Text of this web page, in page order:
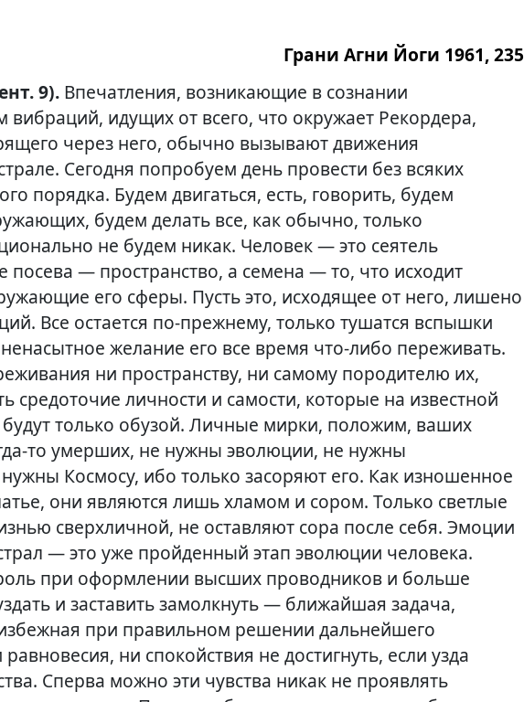
Грани Агни Йоги 1961, 235
9). Впечатления, возникающие в сознании
вибраций, идущих от всего, что окружает Рекордера,
через него, обычно вызывают движения
Сегодня попробуем день провести без всяких
порядка. Будем двигаться, есть, говорить, будем
будем делать все, как обычно, только
не будем никак. Человек — это сеятель
посева — пространство, а семена — то, что исходит
его сферы. Пусть это, исходящее от него, лишено
Все остается по-прежнему, только тушатся вспышки
желание его все время что-либо переживать.
ни пространству, ни самому породителю их,
средоточие личности и самости, которые на известной
будут только обузой. Личные мирки, положим, ваших
то умерших, не нужны эволюции, не нужны
нужны Космосу, ибо только засоряют его. Как изношенное
они являются лишь хламом и сором. Только светлые
сверхличной, не оставляют сора после себя. Эмоции
— это уже пройденный этап эволюции человека.
при оформлении высших проводников и больше
и заставить замолкнуть — ближайшая задача,
при правильном решении дальнейшего
ни спокойствия не достигнуть, если узда
Сперва можно эти чувства никак не проявлять